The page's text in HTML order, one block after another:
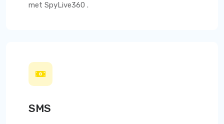
met SpyLive360 .
SMS